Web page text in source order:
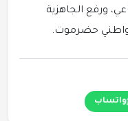
ورفع الجاهزية
حضرموت.
واتساب